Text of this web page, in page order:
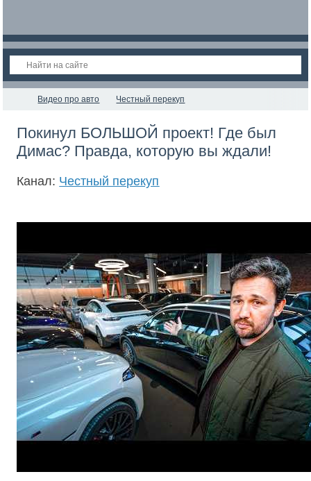
Видео про авто Честный перекуп
Покинул БОЛЬШОЙ проект! Где был
Димас? Правда, которую вы ждали!
Канал: Честный перекуп